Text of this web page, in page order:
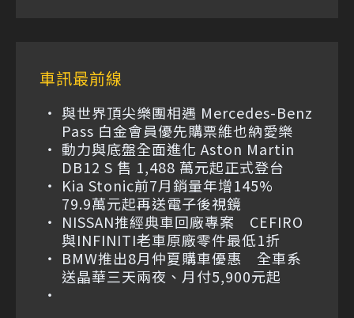
車訊最前線
與世界頂尖樂團相遇 Mercedes-Benz
Pass 白金會員優先購票維也納愛樂
動力與底盤全面進化 Aston Martin
DB12 S 售 1,488 萬元起正式登台
Kia Stonic前7月銷量年增145%
79.9萬元起再送電子後視鏡
NISSAN推經典車回廠專案 CEFIRO
與INFINITI老車原廠零件最低1折
BMW推出8月仲夏購車優惠 全車系
送晶華三天兩夜、月付5,900元起